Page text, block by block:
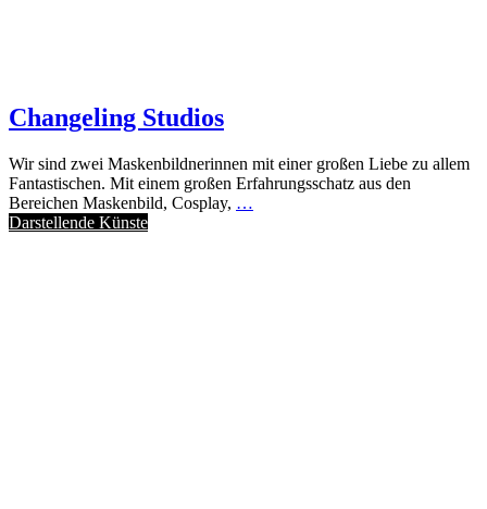
Changeling Studios
Wir sind zwei Maskenbildnerinnen mit einer großen Liebe zu allem
Fantastischen. Mit einem großen Erfahrungsschatz aus den
Bereichen Maskenbild, Cosplay, …
Darstellende Künste